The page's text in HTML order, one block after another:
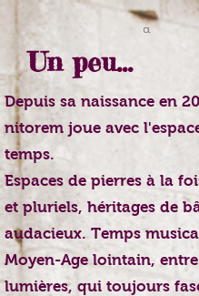
a
Un peu...
Depuis sa naissance en
nitorem joue avec
temps.
Espaces de pierres à la
et pluriels, héritages de
audacieux. Temps
Moyen-Age lointain,
lumières, qui toujours